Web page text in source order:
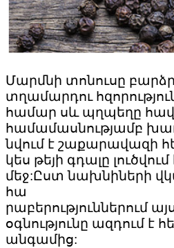
Մարմնի տոնուսը
տղամարդու
համար սև պղպեղը
համամասնությամբ
նվում է շաքարավազի
կես թեյի գդալը
մեջ:Ըստ նախնիների
հա
րաբերություններում
օգնությունը ազդում է
անգամից: